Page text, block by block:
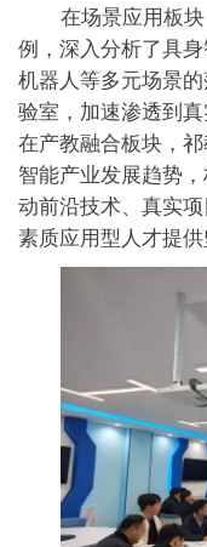
在场景应用板
例，深入分析了具
机器人等多元场景
验室，加速渗透到真
在产教融合板块，
智能产业发展趋势
动前沿技术、真实
素质应用型人才提供